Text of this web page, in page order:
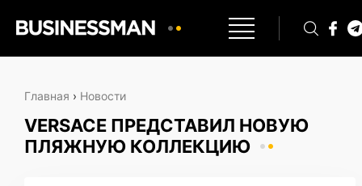
Главная › Новости
VERSACE ПРЕДСТАВИЛ НОВУЮ
ПЛЯЖНУЮ КОЛЛЕКЦИЮ